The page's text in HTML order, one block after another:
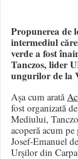
Propunerea de
intermediul
verde a fost
Tanczos, lider
ungurilor de la
Așa cum arată
fost organizată
Mediului,
acoperă acum
Josef-Emanuel
Urșilor din